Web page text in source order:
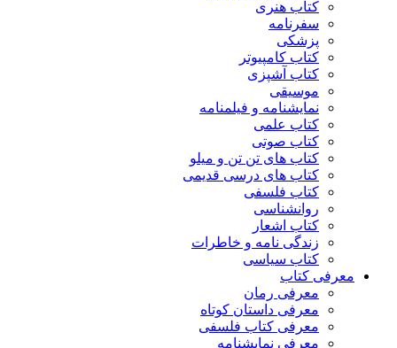
کتاب هنری
سفرنامه
پزشکی
کتاب کامپیوتر
کتاب آشپزی
موسیقی
نمایشنامه و فیلمنامه
کتاب علمی
کتاب صوتی
کتاب های تن تن و میلو
کتاب های درسی قدیمی
کتاب فلسفی
روانشناسی
کتاب اشعار
زندگی نامه و خاطرات
کتاب سیاسی
معرفی کتاب
معرفی رمان
معرفی داستان کوتاه
معرفی کتاب فلسفی
معرفی نمایشنامه